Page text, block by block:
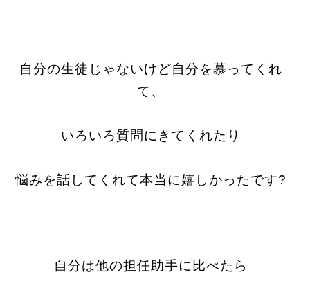
自分の生徒じゃないけど自分を慕ってくれ
て、
いろいろ質問にきてくれたり
悩みを話してくれて本当に嬉しかったです?
自分は他の担任助手に比べたら